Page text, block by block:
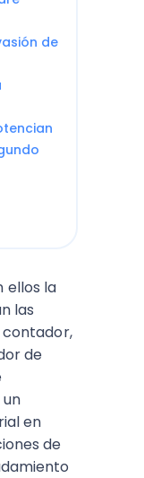
de
ellos la
las
contador,
de
en
de